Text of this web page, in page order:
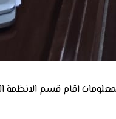
اقام قسم الانظمة